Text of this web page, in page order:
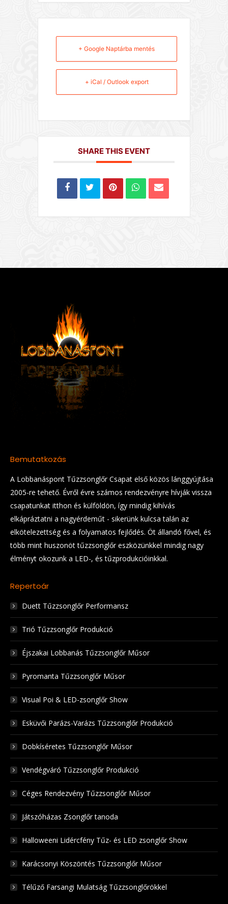
+ Google Naptárba mentés
+ iCal / Outlook export
SHARE THIS EVENT
Bemutatkozás
A Lobbanáspont Tűzzsonglőr Csapat első közös lánggyújtása
2005-re tehető. Évről évre számos rendezvényre hívják vissza
csapatunkat itthon és külföldön, így mindig kihívás
elkápráztatni a nagyérdeműt - sikerünk kulcsa talán az
elkötelezettség és a folyamatos fejlődés. Öt állandó fővel, és
több mint huszonöt tűzzsonglőr eszközünkkel mindig nagy
élményt okozunk a LED-, és tűzprodukcióinkkal.
Repertoár
Duett Tűzzsonglőr Performansz
Trió Tűzzsonglőr Produkció
Éjszakai Lobbanás Tűzzsonglőr Műsor
Pyromanta Tűzzsonglőr Műsor
Visual Poi & LED-zsonglőr Show
Esküvői Parázs-Varázs Tűzzsonglőr Produkció
Dobkíséretes Tűzzsonglőr Műsor
Vendégváró Tűzzsonglőr Produkció
Céges Rendezvény Tűzzsonglőr Műsor
Játszóházas Zsonglőr tanoda
Halloweeni Lidércfény Tűz- és LED zsonglőr Show
Karácsonyi Köszöntés Tűzzsonglőr Műsor
Télűző Farsangi Mulatság Tűzzsonglőrökkel